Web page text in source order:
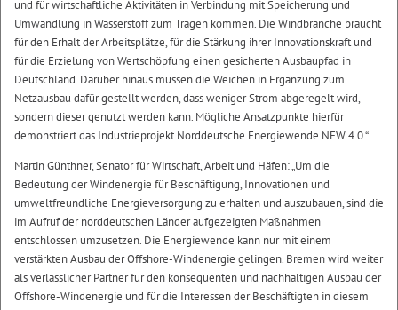
und für wirtschaftliche Aktivitäten in Verbindung mit Speicherung und
Umwandlung in Wasserstoff zum Tragen kommen. Die Windbranche braucht
für den Erhalt der Arbeitsplätze, für die Stärkung ihrer Innovationskraft und
für die Erzielung von Wertschöpfung einen gesicherten Ausbaupfad in
Deutschland. Darüber hinaus müssen die Weichen in Ergänzung zum
Netzausbau dafür gestellt werden, dass weniger Strom abgeregelt wird,
sondern dieser genutzt werden kann. Mögliche Ansatzpunkte hierfür
demonstriert das Industrieprojekt Norddeutsche Energiewende NEW 4.0.“
Martin Günthner, Senator für Wirtschaft, Arbeit und Häfen: „Um die
Bedeutung der Windenergie für Beschäftigung, Innovationen und
umweltfreundliche Energieversorgung zu erhalten und auszubauen, sind die
im Aufruf der norddeutschen Länder aufgezeigten Maßnahmen
entschlossen umzusetzen. Die Energiewende kann nur mit einem
verstärkten Ausbau der Offshore-Windenergie gelingen. Bremen wird weiter
als verlässlicher Partner für den konsequenten und nachhaltigen Ausbau der
Offshore-Windenergie und für die Interessen der Beschäftigten in diesem